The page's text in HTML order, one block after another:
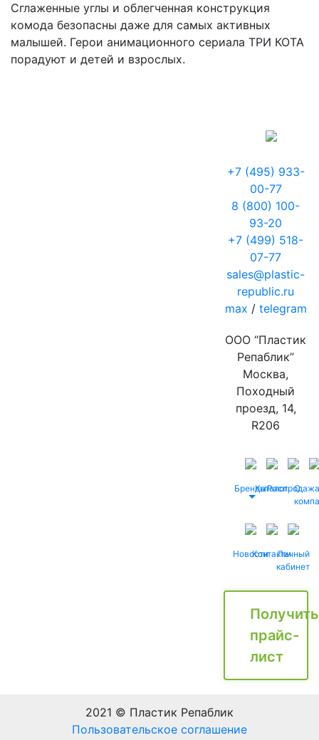
Сглаженные углы и облегченная конструкция
комода безопасны даже для самых активных
малышей. Герои анимационного сериала ТРИ КОТА
порадуют и детей и взрослых.
+7 (495) 933-
00-77
8 (800) 100-
93-20
+7 (499) 518-
07-77
sales@plastic-
republic.ru
max / telegram
ООО “Пластик
Репаблик”
Москва,
Походный
проезд, 14,
R206
БрендыКаталог
Распродажа
О
НовостиКонтактыЛичный
кабинет
Получить
прайс-
лист
2021 © Пластик Репаблик
Пользовательское соглашение